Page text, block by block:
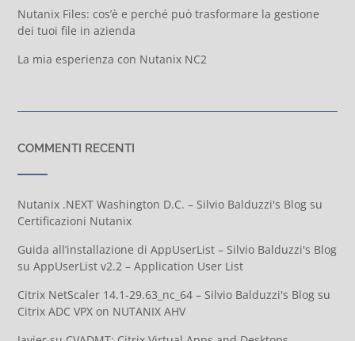
Nutanix Files: cos’è e perché può trasformare la gestione
dei tuoi file in azienda
La mia esperienza con Nutanix NC2
COMMENTI RECENTI
Nutanix .NEXT Washington D.C. – Silvio Balduzzi's Blog su
Certificazioni Nutanix
Guida all’installazione di AppUserList – Silvio Balduzzi's Blog
su AppUserList v2.2 – Application User List
Citrix NetScaler 14.1-29.63_nc_64 – Silvio Balduzzi's Blog su
Citrix ADC VPX on NUTANIX AHV